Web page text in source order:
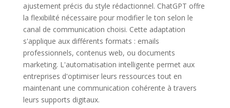
ajustement précis du style rédactionnel. ChatGPT offre
la flexibilité nécessaire pour modifier le ton selon le
canal de communication choisi. Cette adaptation
s'applique aux différents formats : emails
professionnels, contenus web, ou documents
marketing. L'automatisation intelligente permet aux
entreprises d'optimiser leurs ressources tout en
maintenant une communication cohérente à travers
leurs supports digitaux.